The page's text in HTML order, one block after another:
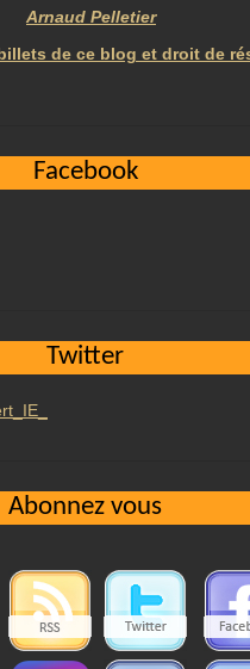
Arnaud Pelletier
de ce blog et droit de
Facebook
Twitter
Abonnez vous